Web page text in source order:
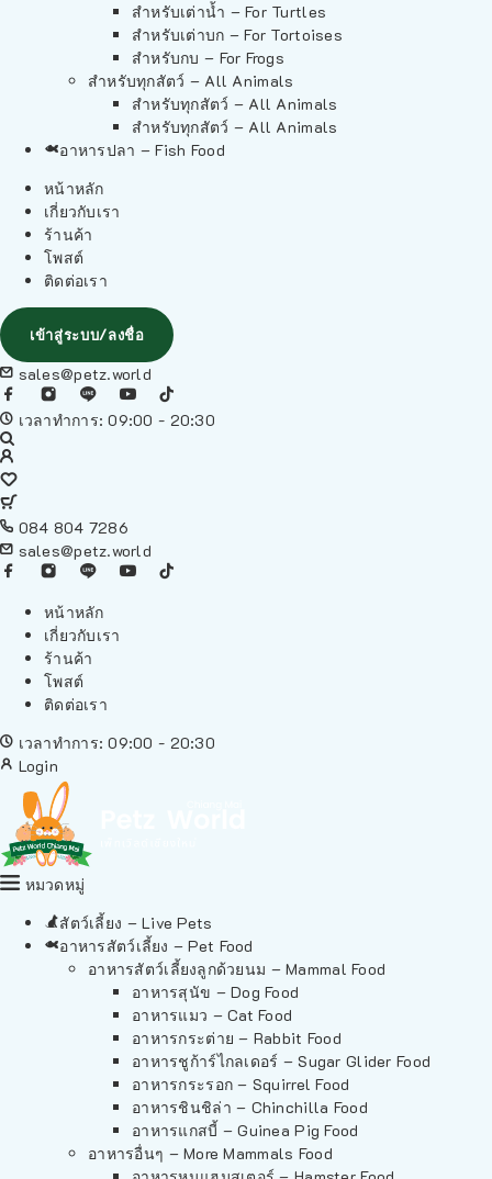
สำหรับเต่าน้ำ – For Turtles
สำหรับเต่าบก – For Tortoises
สำหรับกบ – For Frogs
สำหรับทุกสัตว์ – All Animals
สำหรับทุกสัตว์ – All Animals
สำหรับทุกสัตว์ – All Animals
อาหารปลา – Fish Food
หน้าหลัก
เกี่ยวกับเรา
ร้านค้า
โพสต์
ติดต่อเรา
เข้าสู่ระบบ/ลงชื่อ
sales@petz.world
เวลาทำการ: 09:00 - 20:30
084 804 7286
sales@petz.world
หน้าหลัก
เกี่ยวกับเรา
ร้านค้า
โพสต์
ติดต่อเรา
เวลาทำการ: 09:00 - 20:30
Login
หมวดหมู่
สัตว์เลี้ยง – Live Pets
อาหารสัตว์เลี้ยง – Pet Food
อาหารสัตว์เลี้ยงลูกด้วยนม – Mammal Food
อาหารสุนัข – Dog Food
อาหารแมว – Cat Food
อาหารกระต่าย – Rabbit Food
อาหารชูก้าร์ไกลเดอร์ – Sugar Glider Food
อาหารกระรอก – Squirrel Food
อาหารชินชิล่า – Chinchilla Food
อาหารแกสบี้ – Guinea Pig Food
อาหารอื่นๆ – More Mammals Food